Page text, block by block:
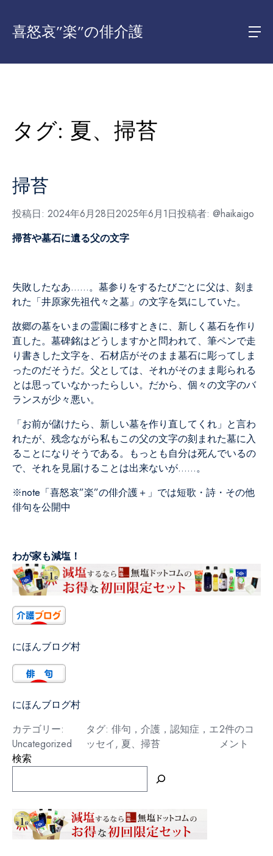
喜怒哀”楽”の俳介護
タグ: 夏、掃苔
掃苔
投稿日: 2024年6月28日2025年6月1日投稿者: @haikaigo
掃苔や墓石に遺る父の文字
失敗したなあ……。墓参りをするたびごとに父は、刻ま
れた「井原家先祖代々之墓」の文字を気にしていた。
故郷の墓をいまの霊園に移すときに、新しく墓石を作り
直した。墓碑銘はどうしますかと問われて、筆ペンで走
り書きした文字を、石材店がそのまま墓石に彫ってしま
ったのだそうだ。父としては、それがそのまま彫られる
とは思っていなかったらしい。だから、個々の文字のバ
ランスが少々悪い。
「お前が儲けたら、新しい墓を作り直してくれ」と言わ
れたが、残念ながら私もこの父の文字の刻まれた墓に入
ることになりそうである。もっとも自分は死んでいるの
で、それを見届けることは出来ないが……。
※note 「喜怒哀”楽”の俳介護＋」 では短歌・詩・その他
俳句を公開中
わが家も減塩！
にほんブログ村
にほんブログ村
カテゴリー:
Uncategorized
タグ:俳句，介護，認知症，エ
ッセイ, 夏、掃苔
掃
苔
2件のコ
メント
検索